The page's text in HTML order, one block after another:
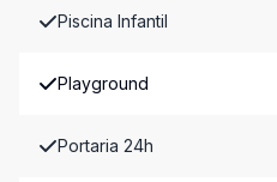
Piscina Infantil
Playground
Portaria 24h